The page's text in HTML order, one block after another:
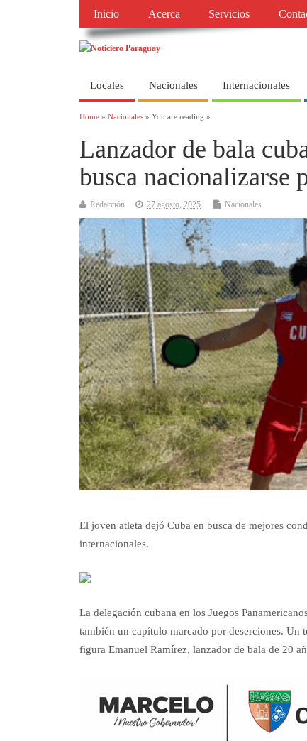
Inicio Acerca Servicios
Locales Nacionales Internacionales
Home » Nacionales » You are reading »
Lanzador de bala
busca nacionalizarse
Redacción 27 agosto, 2025 Nacionales
El joven atleta dejó Cuba en busca de mejores
internacionales.
La delegación cubana en los Juegos
también un capítulo marcado por deserciones. Un
figura Emanuel Ramírez, lanzador de bala de 20